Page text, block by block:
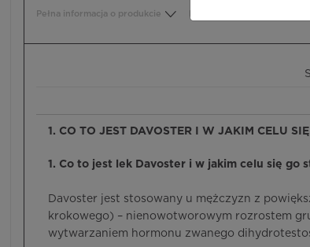
Pełna informacja o produkcie
1. CO TO JEST DAVOSTER I W JAKIM CELU
1. Co to jest lek Davoster i w jakim celu się go
Davoster jest stosowany u mężczyzn z
krokowego) – nienowotworowym rozrostem
wytwarzaniem hormonu zwanego